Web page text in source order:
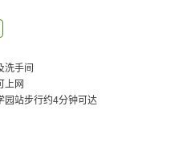
洗手间
上网
园站步行约4分钟可达